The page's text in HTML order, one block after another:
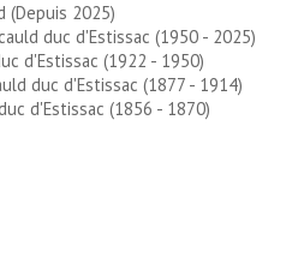
(Depuis 2025)
duc d'Estissac (1950 - 2025)
d'Estissac (1922 - 1950)
duc d'Estissac (1877 - 1914)
d'Estissac (1856 - 1870)